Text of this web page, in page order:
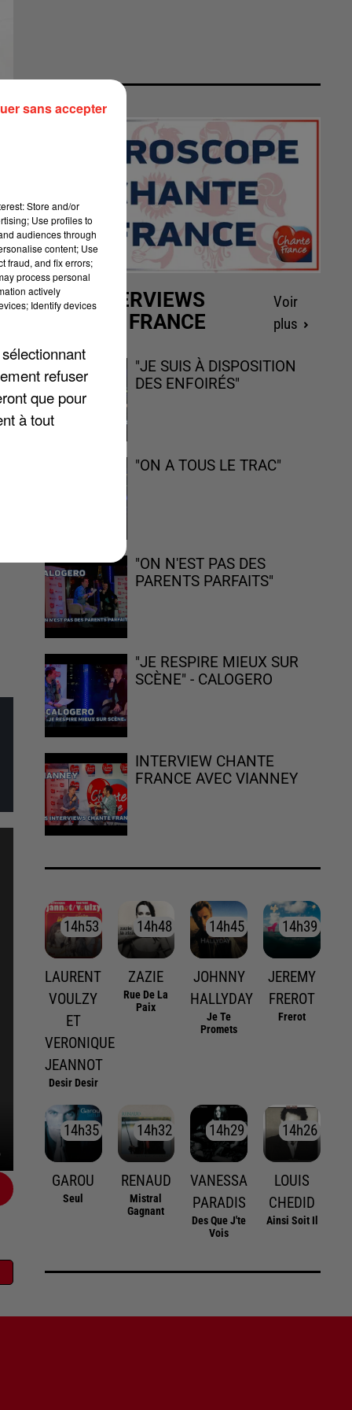
LES INTERVIEWS
CHANTE FRANCE
Voir
plus
"JE SUIS À DISPOSITION
DES ENFOIRÉS"
"ON A TOUS LE TRAC"
"ON N'EST PAS DES
PARENTS PARFAITS"
"JE RESPIRE MIEUX SUR
SCÈNE" - CALOGERO
INTERVIEW CHANTE
FRANCE AVEC VIANNEY
14h53
14h53
LAURENT
VOULZY
ET
VERONIQUE
JEANNOT
Desir Desir
14h48
14h48
ZAZIE
Rue De La
Paix
14h45
14h45
JOHNNY
HALLYDAY
Je Te
Promets
14h39
14h39
JEREMY
FREROT
Frerot
14h35
14h35
GAROU
Seul
14h32
14h32
RENAUD
Mistral
Gagnant
14h29
14h29
VANESSA
PARADIS
Des Que J'te
Vois
14h26
14h26
LOUIS
CHEDID
Ainsi Soit Il
Store and/or
Use profiles to
audiences through
content; Use
fraud, and fix errors;
process personal
actively
Identify devices
refuser
que pour
à tout
sans accepter